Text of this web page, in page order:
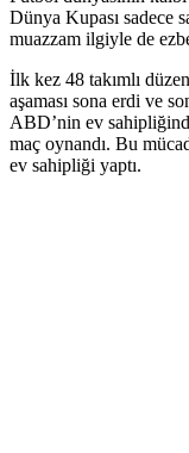
Dünya Kupası sadece
muazzam ilgiyle de
İlk kez 48 takımlı
aşaması sona erdi ve
ABD’nin ev
maç oynandı. Bu
ev sahipliği yaptı.